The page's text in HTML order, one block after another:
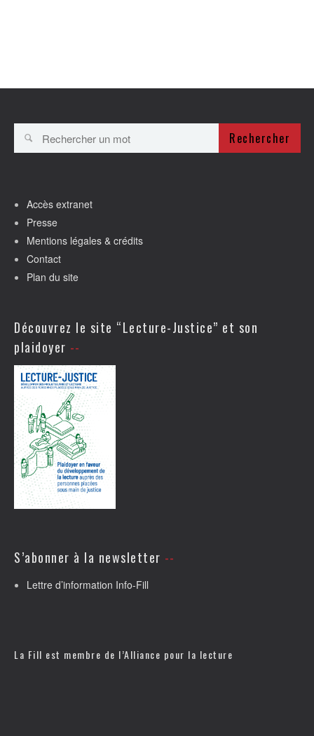
Rechercher
Accès extranet
Presse
Mentions légales & crédits
Contact
Plan du site
Découvrez le site “Lecture-Justice” et son
plaidoyer
S’abonner à la newsletter
Lettre d’information Info-Fill
La Fill est membre de l’Alliance pour la lecture